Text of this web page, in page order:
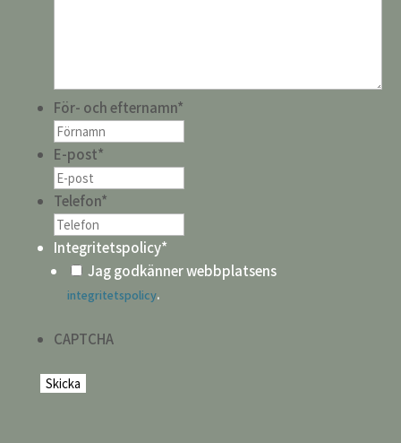
För- och efternamn*
E-post*
Telefon*
Integritetspolicy*
Jag godkänner webbplatsens
integritetspolicy.
CAPTCHA